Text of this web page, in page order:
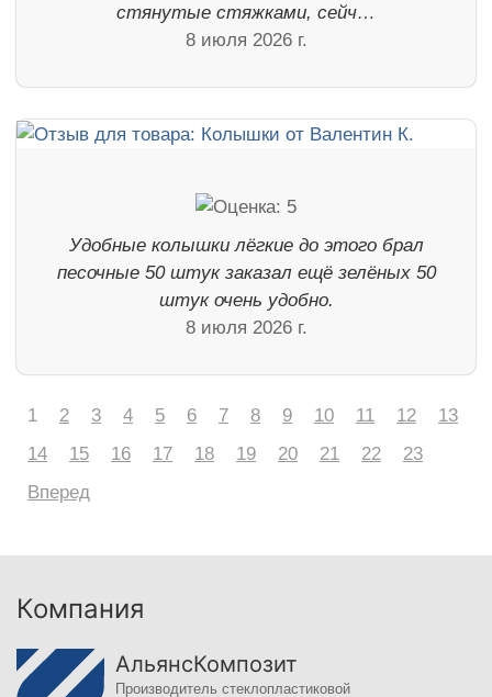
стянутые стяжками, сейч…
8 июля 2026 г.
Удобные колышки лёгкие до этого брал
песочные 50 штук заказал ещё зелёных 50
штук очень удобно.
8 июля 2026 г.
1 2 3 4 5 6 7 8 9 10 11 12
13
14
15 16 17 18 19 20 21 22
23
Вперед
Компания
АльянсКомпозит
Производитель стеклопластиковой